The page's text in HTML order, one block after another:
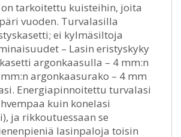
tarkoitettu kuisteihin, joita
vuoden. Turvalasilla
ei kylmäsiltoja
– Lasin eristyskyky
argonkaasulla – 4 mm:n
argonkaasurako – 4 mm
Energiapinnoitettu turvalasi
kuin konelasi
ja rikkoutuessaan se
lasinpaloja toisin